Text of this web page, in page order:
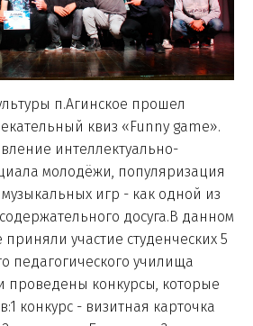
п.Агинское прошел
квиз «Funny game».
интеллектуально-
молодёжи, популяризация
игр - как одной из
досуга.В данном
участие студенческих 5
педагогического училища
проведены конкурсы, которые
конкурс - визитная карточка